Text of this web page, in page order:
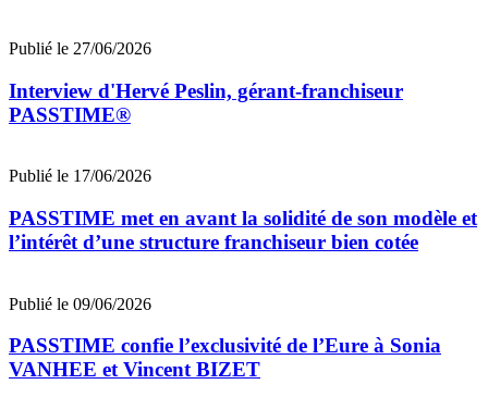
Publié le 27/06/2026
Interview d'Hervé Peslin, gérant-franchiseur
PASSTIME®
Publié le 17/06/2026
PASSTIME met en avant la solidité de son modèle et
l’intérêt d’une structure franchiseur bien cotée
Publié le 09/06/2026
PASSTIME confie l’exclusivité de l’Eure à Sonia
VANHEE et Vincent BIZET